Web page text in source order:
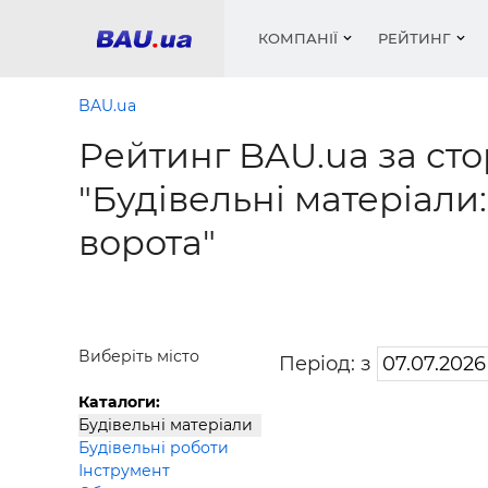
КОМПАНІЇ РЕЙТИНГ
Труби,
Сипучі
Фарби,
BAU.ua
Рейтинг BAU.ua за
"Будівельні
ворота"
Виберіть місто
Каталоги:
Будівельні матеріали
Будівельні роботи
Інструмент
Період: з